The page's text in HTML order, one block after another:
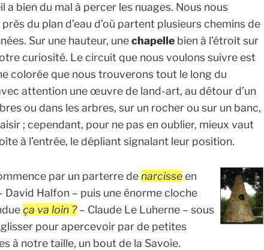
a bien du mal à percer les nuages. Nous nous
du plan d’eau d’où partent plusieurs chemins de
Sur une hauteur, unechapelle bien à l’étroit sur
curiosité. Le circuit que nous voulons suivre est
colorée que nous trouverons tout le long du
attention une œuvre de land-art, au détour d’un
ou dans les arbres, sur un rocher ou sur un banc,
; cependant, pour ne pas en oublier, mieux vaut
à l’entrée, le dépliant signalant leur position.
par un parterre de narcisseen
David Halfon – puis une énorme cloche
ça va loin ?– Claude Le Luherne – sous
pour apercevoir par de petites
à notre taille, un bout de la Savoie.